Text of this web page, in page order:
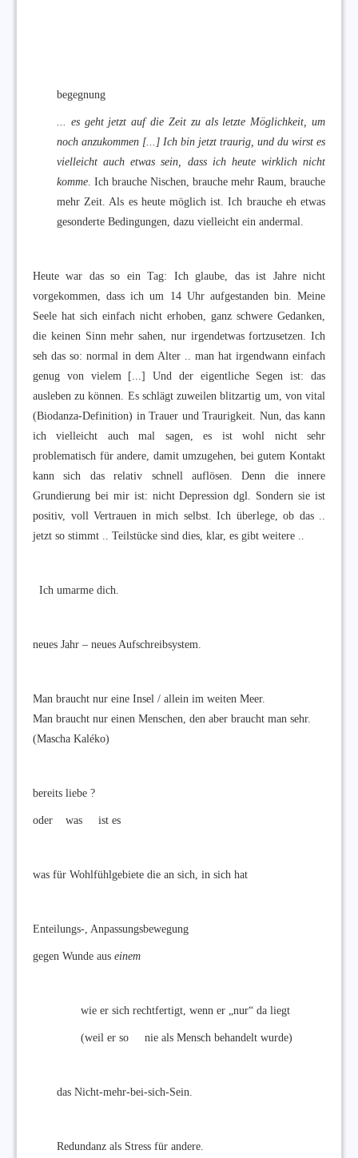
begegnung
... es geht jetzt auf die Zeit zu als letzte Möglichkeit, um
noch anzukommen [...] Ich bin jetzt traurig, und du wirst es
vielleicht auch etwas sein, dass ich heute wirklich nicht
komme . Ich brauche Nischen, brauche mehr Raum, brauche
mehr Zeit. Als es heute möglich ist. Ich brauche eh etwas
gesonderte Bedingungen, dazu vielleicht ein andermal.
Heute war das so ein Tag: Ich glaube, das ist Jahre nicht
vorgekommen, dass ich um 14 Uhr aufgestanden bin. Meine
Seele hat sich einfach nicht erhoben, ganz schwere Gedanken,
die keinen Sinn mehr sahen, nur irgendetwas fortzusetzen. Ich
seh das so: normal in dem Alter .. man hat irgendwann einfach
genug von vielem [...] Und der eigentliche Segen ist: das
ausleben zu können. Es schlägt zuweilen blitzartig um, von vital
(Biodanza-Definition) in Trauer und Traurigkeit. Nun, das kann
ich vielleicht auch mal sagen, es ist wohl nicht sehr
problematisch für andere, damit umzugehen, bei gutem Kontakt
kann sich das relativ schnell auflösen. Denn die innere
Grundierung bei mir ist: nicht Depression dgl. Sondern sie ist
positiv, voll Vertrauen in mich selbst. Ich überlege, ob das ..
jetzt so stimmt .. Teilstücke sind dies, klar, es gibt weitere ..
Ich umarme dich.
neues Jahr – neues Aufschreibsystem.
Man braucht nur eine Insel / allein im weiten Meer.
Man braucht nur einen Menschen, den aber braucht man sehr.
(Mascha Kaléko)
bereits liebe ?
oder was ist es
was für Wohlfühlgebiete die an sich, in sich hat
Enteilungs-, Anpassungsbewegung
gegen Wunde aus einem
wie er sich rechtfertigt, wenn er „nur“ da liegt
(weil er so nie als Mensch behandelt wurde)
das Nicht-mehr-bei-sich-Sein.
Redundanz als Stress für andere.